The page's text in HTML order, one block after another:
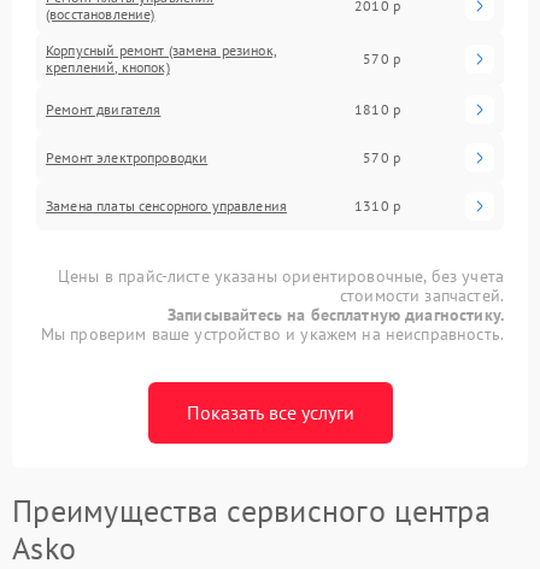
(восстановление)
2010 р
Корпусный ремонт (замена резинок,
креплений, кнопок)
570 р
Ремонт двигателя 1810 р
Ремонт электропроводки 570 р
Замена платы сенсорного управления 1310 р
Цены в прайс-листе указаны ориентировочные, без учета
стоимости запчастей.
Записывайтесь на бесплатную диагностику.
Мы проверим ваше устройство и укажем на неисправность.
Показать все услуги
Преимущества сервисного центра
Asko